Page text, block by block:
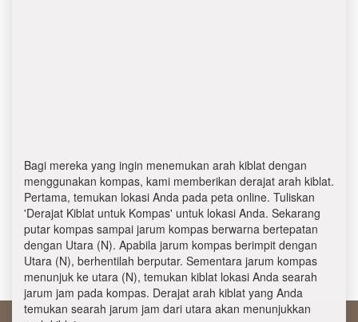
Bagi mereka yang ingin menemukan arah kiblat dengan
menggunakan kompas, kami memberikan derajat arah kiblat.
Pertama, temukan lokasi Anda pada peta online. Tuliskan
'Derajat Kiblat untuk Kompas' untuk lokasi Anda. Sekarang
putar kompas sampai jarum kompas berwarna bertepatan
dengan Utara (N). Apabila jarum kompas berimpit dengan
Utara (N), berhentilah berputar. Sementara jarum kompas
menunjuk ke utara (N), temukan kiblat lokasi Anda searah
jarum jam pada kompas. Derajat arah kiblat yang Anda
temukan searah jarum jam dari utara akan menunjukkan